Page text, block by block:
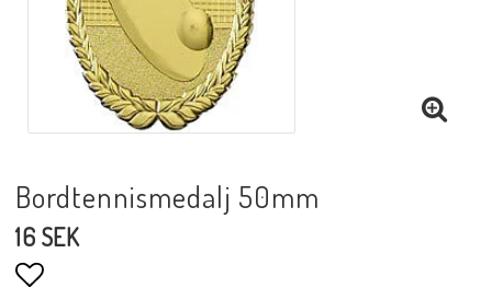
Bordtennismedalj 50mm
16 SEK